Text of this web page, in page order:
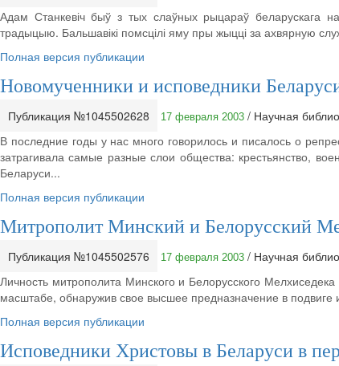
Адам Станкевіч быў з тых слаўных рыцараў беларускага
традыцыю. Бальшавікі помсцілі яму пры жыцці за ахвярную
Полная версия публикации
Новомученники и исповедники
Публикация №1045502628 17 февраля 2003 / Научная
В последние годы у нас много говорилось и писалось о
затрагивала самые разные слои общества: крестьянство,
Беларуси...
Полная версия публикации
Митрополит Минский и Белорусский
Публикация №1045502576 17 февраля 2003 / Научная
Личность митрополита Минского и Белорусского
масштабе, обнаружив свое высшее предназначение в подвиге
Полная версия публикации
Исповедники Христовы в Беларуси в